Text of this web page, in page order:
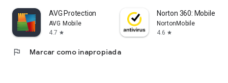
AVG Protection
AVG Mobile
4.7 star
Norton 360: Mobile
NortonMobile
4.6 star
flag Marcar como inapropiada